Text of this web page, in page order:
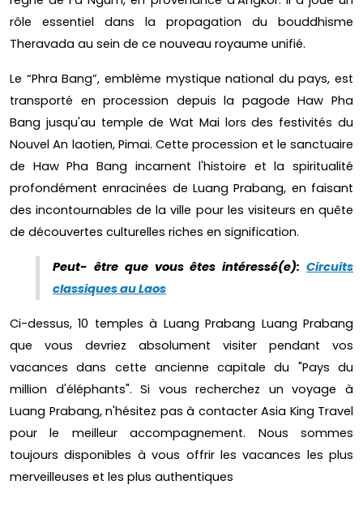
rôle essentiel dans la propagation du bouddhisme
Theravada au sein de ce nouveau royaume unifié.
Le “Phra Bang”, emblème mystique national du pays, est
transporté en procession depuis la pagode Haw Pha
Bang jusqu'au temple de Wat Mai lors des festivités du
Nouvel An laotien, Pimai. Cette procession et le sanctuaire
de Haw Pha Bang incarnent l'histoire et la spiritualité
profondément enracinées de Luang Prabang, en faisant
des incontournables de la ville pour les visiteurs en quête
de découvertes culturelles riches en signification.
Peut- être que vous êtes intéressé(e): Circuits
classiques au Laos
Ci-dessus, 10 temples à Luang Prabang Luang Prabang
que vous devriez absolument visiter pendant vos
vacances dans cette ancienne capitale du "Pays du
million d'éléphants". Si vous recherchez un voyage à
Luang Prabang, n'hésitez pas à contacter Asia King Travel
pour le meilleur accompagnement. Nous sommes
toujours disponibles à vous offrir les vacances les plus
merveilleuses et les plus authentiques